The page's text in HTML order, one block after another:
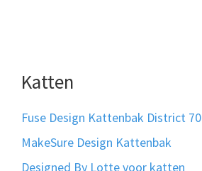
Katten
Fuse Design Kattenbak District 70
MakeSure Design Kattenbak
Designed By Lotte voor katten